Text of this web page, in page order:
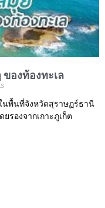
องท้องทะเล
นพื้นที่จังหวัดสุราษฏร์ธานี
รองจากเกาะภูเก็ต